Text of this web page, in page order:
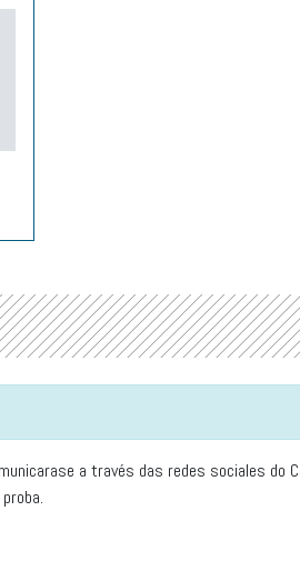
a través das redes sociales do